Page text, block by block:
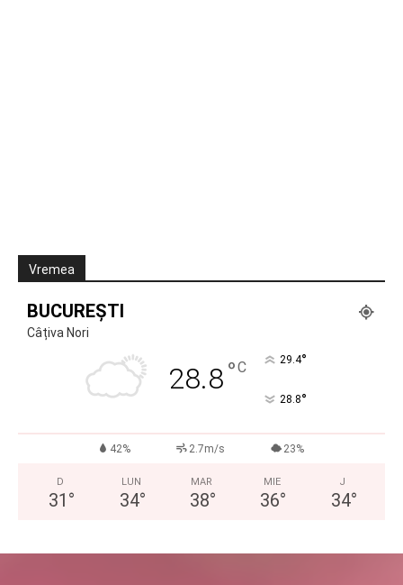
Vremea
BUCUREȘTI
Câțiva Nori
28.8°C 29.4°
28.8°
42% 2.7m/s 23%
D
31 °
LUN
34°
MAR
38°
MIE
36°
J
34°